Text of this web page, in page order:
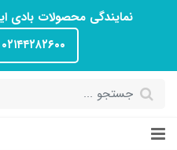
نمایندگی محصولات بادی
۰۲۱۴۴۲۸۲۶۰۰ پیگیری سفارش